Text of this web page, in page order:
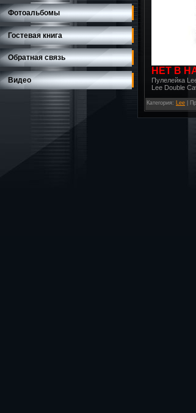
Фотоальбомы
Гостевая книга
Обратная связь
Видео
НЕТ В
Пулелейка
Lee Double
Категория: Lee